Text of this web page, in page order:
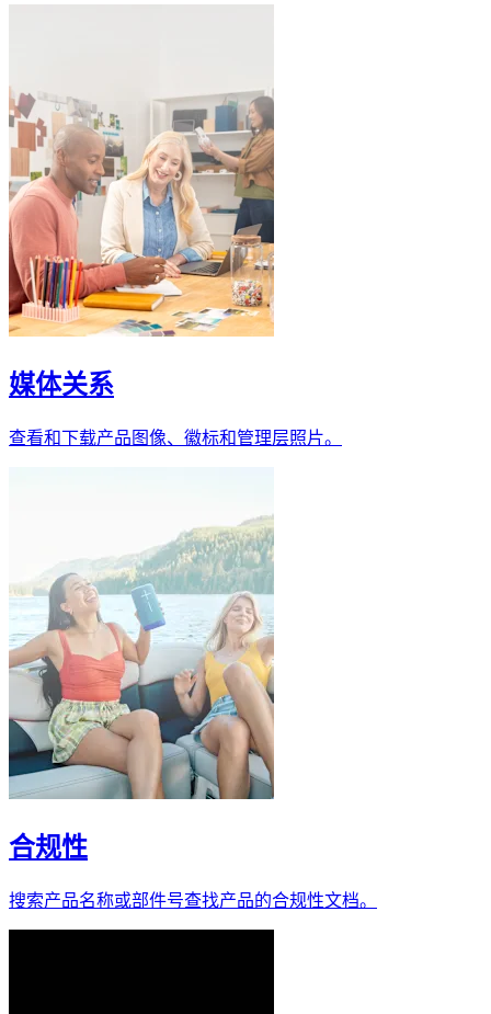
媒体关系
查看和下载产品图像、徽标和管理层照片。
合规性
搜索产品名称或部件号查找产品的合规性文档。